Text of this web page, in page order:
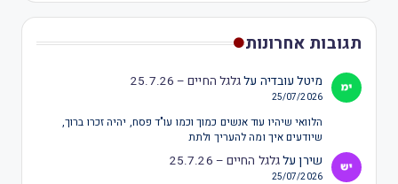
תגובות אחרונות
מיטל עובדיה עלגלגל החיים – 25.7.26
25/07/2026
הלוואי שיהיו עוד אנשים כמוך וכמו עו"ד פסח, יהיה זכרו ברוך,
שיודעים איך ומה להעריך ולתת
שירןעלגלגל החיים – 25.7.26
25/07/2026